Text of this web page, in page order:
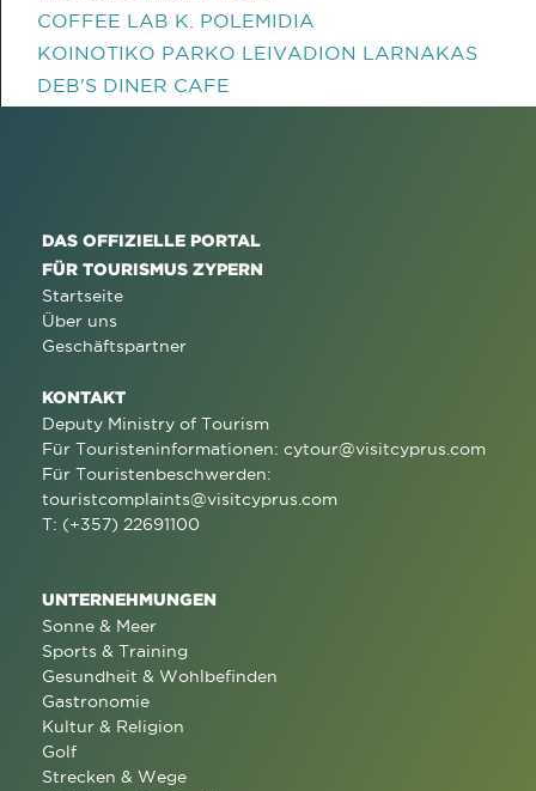
COFFEE LAB K. POLEMIDIA
KOINOTIKO PARKO LEIVADION LARNAKAS
DEB'S DINER CAFE
DAS OFFIZIELLE PORTAL
FÜR TOURISMUS ZYPERN
Startseite
Über uns
Geschäftspartner
KONTAKT
Deputy Ministry of Tourism
Für Touristeninformationen: cytour@visitcyprus.com
Für Touristenbeschwerden:
touristcomplaints@visitcyprus.com
T: (+357) 22691100
UNTERNEHMUNGEN
Sonne & Meer
Sports & Training
Gesundheit & Wohlbefinden
Gastronomie
Kultur & Religion
Golf
Strecken & Wege